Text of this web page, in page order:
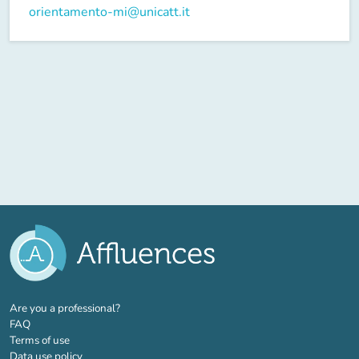
orientamento-mi@unicatt.it
Are you a professional?(new tab)
FAQ
Terms of use